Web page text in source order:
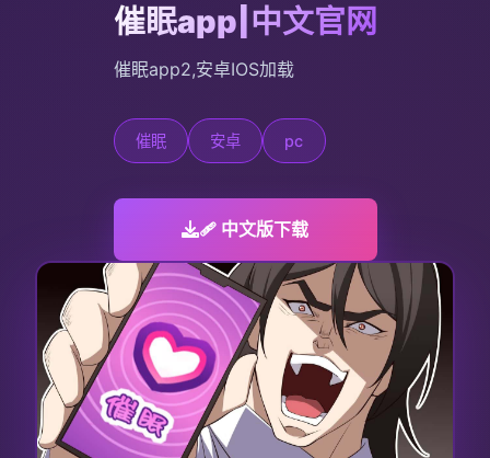
催眠app|中文官网
催眠app2,安卓IOS加载
催眠 安卓 pc
🩹 中文版下载